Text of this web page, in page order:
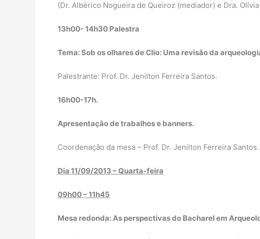
(Dr. Albérico Nogueira de Queiroz (mediador) e Dra.
13h00- 14h30 Palestra
Tema: Sob os olhares de Clio: Uma revisão da
Palestrante: Prof. Dr. Jenilton Ferreira Santos.
16h00-17h.
Apresentação de trabalhos e banners.
Coordenação da mesa – Prof. Dr. Jenilton Ferreira Santos.
Dia 11/09/2013 – Quarta-feira
09h00 – 11h45
Mesa redonda: As perspectivas do Bacharel em